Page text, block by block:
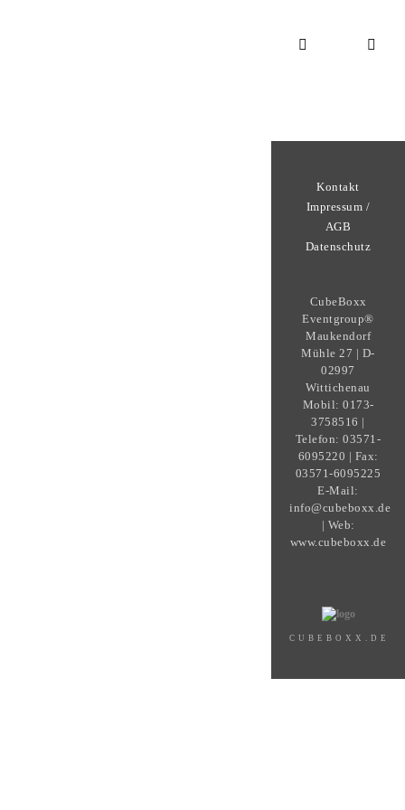
Kontakt
Impressum /
AGB
Datenschutz
CubeBoxx
Eventgroup®
Maukendorf
Mühle 27 | D-
02997
Wittichenau
Mobil: 0173-
3758516 |
Telefon: 03571-
6095220 | Fax:
03571-6095225
E-Mail:
info@cubeboxx.de
| Web:
www.cubeboxx.de
CUBEBOXX.DE